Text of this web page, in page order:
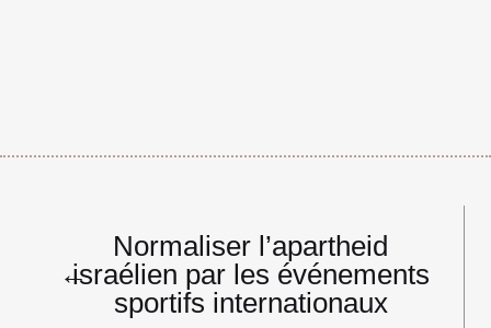
de
l’article
←
Normaliser l’apartheid
israélien par les événements
sportifs internationaux